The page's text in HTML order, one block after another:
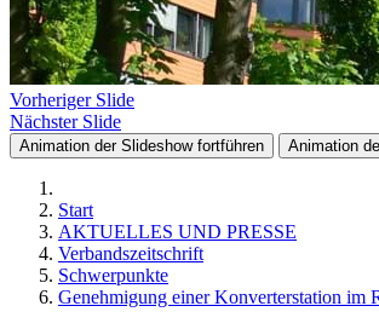
Vorheriger Slide
Nächster Slide
Animation der Slideshow fortführen Animation
Start
AKTUELLES UND PRESSE
Verbandszeitschrift
Schwerpunkte
Genehmigung einer Konverterstation im